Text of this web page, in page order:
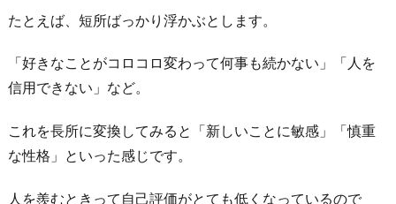
き
出
す
わ
り
たとえば、短所ばっかり浮かぶとします。
「好きなことがコロコロ変わって何事も続かない」「人を
信用できない」など。
これを長所に変換してみると「新しいことに敏感」「慎重
な性格」といった感じです。
人を羨むときって自己評価がとても低くなっているので